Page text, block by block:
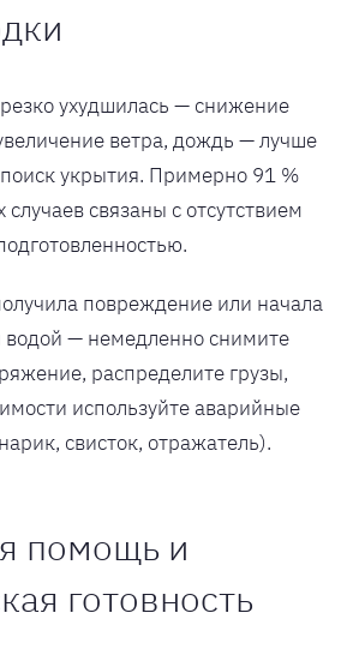
ухудшилась — снижение
ветра, дождь — лучше
укрытия. Примерно 91 %
связаны с отсутствием
повреждение или начала
водой — немедленно снимите
распределите грузы,
используйте аварийные
свисток, отражатель).
помощь и
готовность